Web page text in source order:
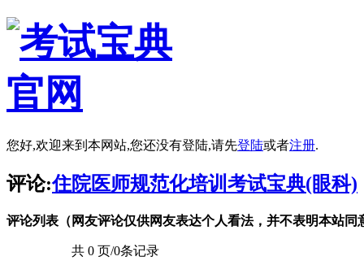
您好,欢迎来到本网站,您还没有登陆,请先登陆或者注册.
评论:住院医师规范化培训考试宝典(眼科)
评论列表（网友评论仅供网友表达个人看法，并不表明本站同
共 0 页/0条记录